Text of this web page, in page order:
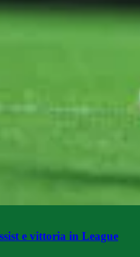
e vittoria in League